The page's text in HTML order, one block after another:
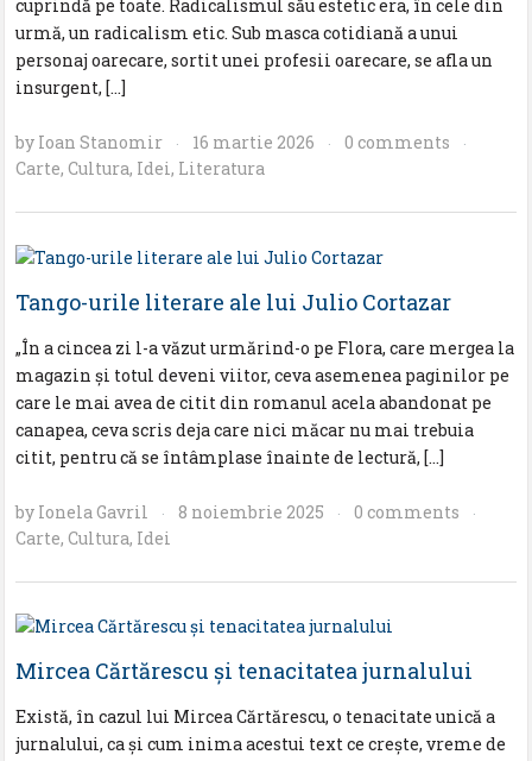
cuprindă pe toate. Radicalismul său estetic era, în cele din
urmă, un radicalism etic. Sub masca cotidiană a unui
personaj oarecare, sortit unei profesii oarecare, se afla un
insurgent, […]
by Ioan Stanomir · 16 martie 2026 · 0 comments ·
Carte,Cultura, Idei, Literatura
Tango-urile literare ale lui Julio Cortazar
„În a cincea zi l-a văzut urmărind-o pe Flora, care mergea la
magazin și totul deveni viitor, ceva asemenea paginilor pe
care le mai avea de citit din romanul acela abandonat pe
canapea, ceva scris deja care nici măcar nu mai trebuia
citit, pentru că se întâmplase înainte de lectură, […]
by Ionela Gavril · 8 noiembrie 2025 · 0 comments ·
Carte,Cultura, Idei
Mircea Cărtărescu şi tenacitatea jurnalului
Există, în cazul lui Mircea Cărtărescu, o tenacitate unică a
jurnalului, ca şi cum inima acestui text ce creşte, vreme de